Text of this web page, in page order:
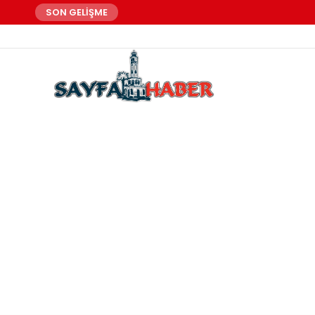
SON GELİŞME